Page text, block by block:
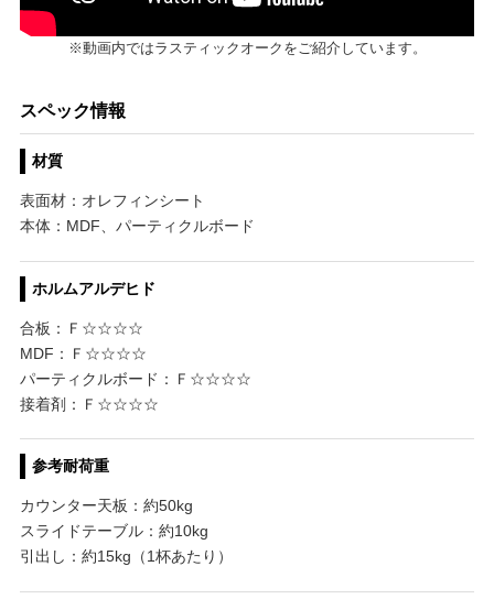
※動画内ではラスティックオークをご紹介しています。
スペック情報
材質
表面材：オレフィンシート
本体：MDF、パーティクルボード
ホルムアルデヒド
合板：Ｆ☆☆☆☆
MDF：Ｆ☆☆☆☆
パーティクルボード：Ｆ☆☆☆☆
接着剤：Ｆ☆☆☆☆
参考耐荷重
カウンター天板：約50kg
スライドテーブル：約10kg
引出し：約15kg（1杯あたり）